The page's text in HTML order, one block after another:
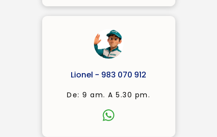
Lionel - 983 070 912
De: 9 am. A 5.30 pm.